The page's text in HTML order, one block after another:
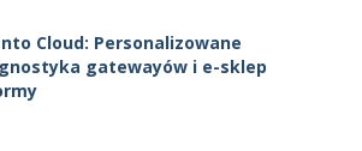
Cloud: Personalizowane
gatewayów i e-sklep